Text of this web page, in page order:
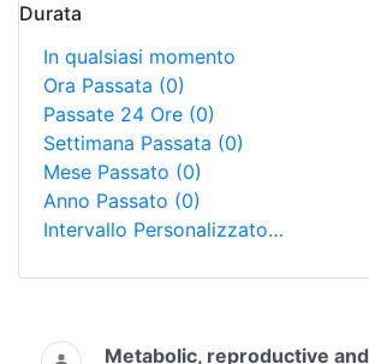
Durata
In qualsiasi momento
Ora Passata (0)
Passate 24 Ore (0)
Settimana Passata (0)
Mese Passato (0)
Anno Passato (0)
Intervallo Personalizzato…
Ricerca
Metabolic, reproductive